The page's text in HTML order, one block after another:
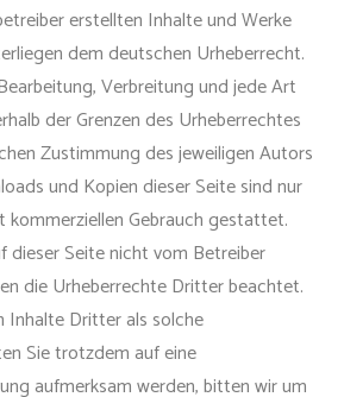
erstellten Inhalte und Werke
dem deutschen Urheberrecht.
Verbreitung und jede Art
der Grenzen des Urheberrechtes
Zustimmung des jeweiligen Autors
und Kopien dieser Seite sind nur
kommerziellen Gebrauch gestattet.
dieser Seite nicht vom Betreiber
die Urheberrechte Dritter beachtet.
Inhalte Dritter als solche
Sie trotzdem auf eine
aufmerksam werden, bitten wir um